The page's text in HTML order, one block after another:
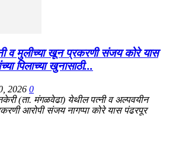
व मुलीच्या खून प्रकरणी संजय कोरे यास
पिलाच्या खुनासाठी...
2026 0
(ता. मंगळवेढा) येथील पत्नी व अल्पवयीन
आरोपी संजय नागप्पा कोरे यास पंढरपूर